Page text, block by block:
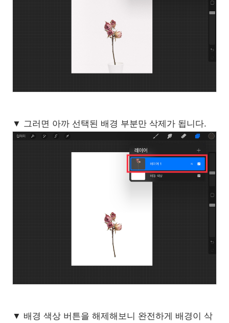
▼ 그러면 아까 선택된 배경 부분만 삭제가 됩니다.
▼ 배경 색상 버튼을 해제해보니 완전하게 배경이 삭